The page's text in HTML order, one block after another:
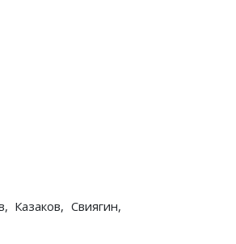
Казаков, Свиягин,